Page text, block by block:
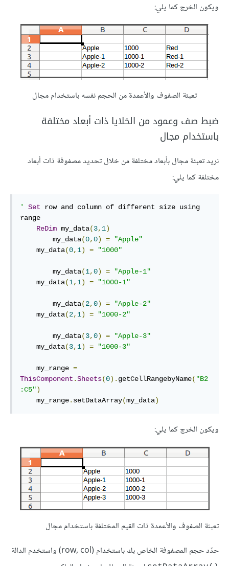
ويكون الخرج كما يلي:
تعبئة الصفوف والأعمدة من الحجم نفسه باستخدام مجال
ضبط صف وعمود من الخلايا ذات أبعاد مختلفة
باستخدام مجال
نريد تعبئة مجال بأبعاد مختلفة من خلال تحديد مصفوفة ذات أبعاد
مختلفة كما يلي:
' Set row and column of different size using
range
ReDim my_data(3, 1)
        my_data
(0,0) =
"Apple"
    my_data
(0, 1) = "1000"
        my_data
(1,0) =
"Apple-1"
    my_data
(1, 1) = "1000-1"
        my_data
(2,0) =
"Apple-2"
    my_data
(2, 1) = "1000-2"
        my_data
(3,0) =
"Apple-3"
    my_data
(3, 1) = "1000-3"
    my_range
=
ThisComponent .Sheets(0). getCellRangebyName( "B2
:C5")
    my_range
. setDataArray(my_data)
ويكون الخرج كما يلي:
تعبئة الصفوف والأعمدة ذات القيم المختلفة باستخدام مجال
حدّد حجم المصفوفة الخاص بك باستخدام (row, col) واستخدم الدالة